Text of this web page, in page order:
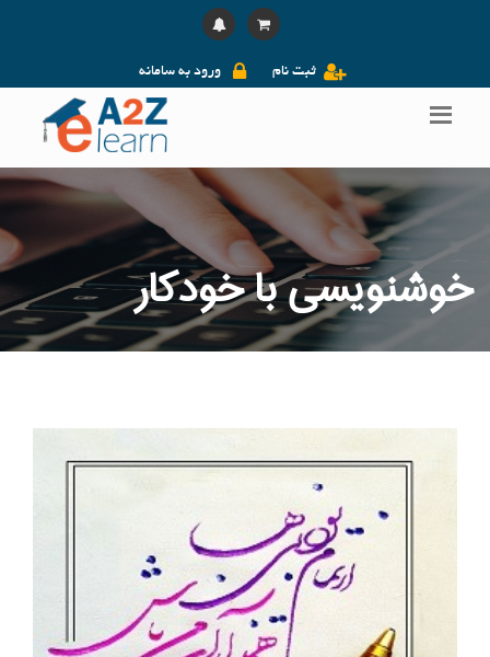
ورود به سامانه ثبت نام
خوشنویسی با خودکار